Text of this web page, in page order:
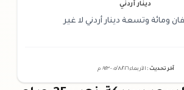
دينار أردني
ومائة وتسعة دينار أردني لا غير
آخر تحديث : الأربعاء ٠٥ /٠٨/٢٠٢٦ - ٠٩:٢٣م